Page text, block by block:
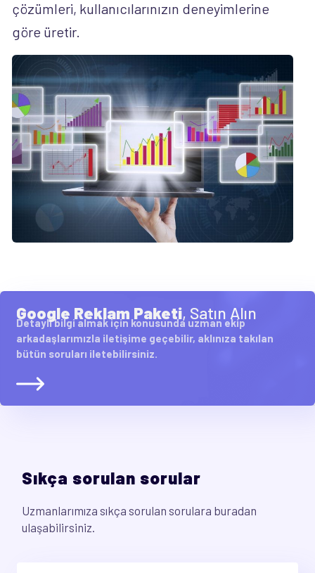
çözümleri, kullanıcılarınızın deneyimlerine
göre üretir.
Google Reklam Paketi, Satın Alın
Detaylı bilgi almak için konusunda uzman ekip
arkadaşlarımızla iletişime geçebilir, aklınıza takılan
bütün soruları iletebilirsiniz.
Sıkça sorulan sorular
Uzmanlarımıza sıkça sorulan sorulara buradan
ulaşabilirsiniz.